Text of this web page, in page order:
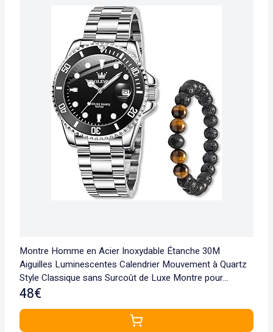
Montre Homme en Acier Inoxydable Étanche 30M
Aiguilles Luminescentes Calendrier Mouvement à Quartz
Style Classique sans Surcoût de Luxe Montre pour
Hommes
48€